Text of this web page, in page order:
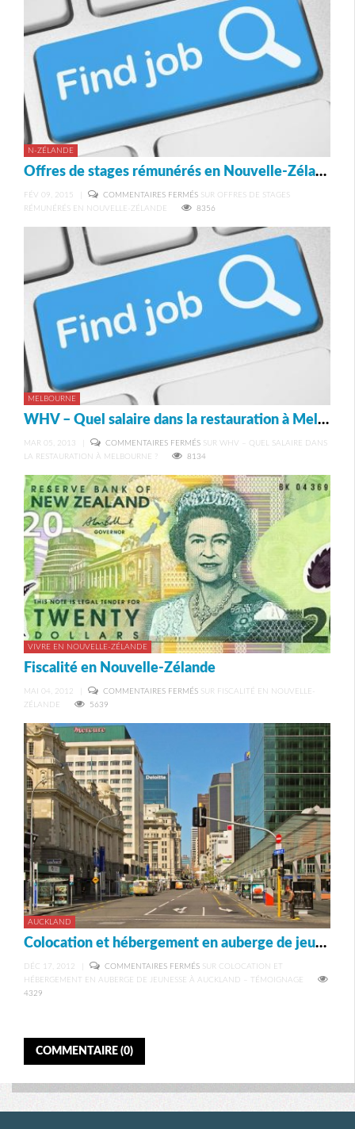
N-ZÉLANDE
Offres de stages rémunérés en Nouvelle-Zélande
FÉV 09, 2015 COMMENTAIRES FERMÉS SUR OFFRES DE STAGES
RÉMUNÉRÉS EN NOUVELLE-ZÉLANDE
8356
MELBOURNE
WHV – Quel salaire dans la restauration à Melbourne ?
MAR 05, 2013 COMMENTAIRES FERMÉS SUR WHV – QUEL SALAIRE DANS
LA RESTAURATION À MELBOURNE ?
8134
VIVRE EN NOUVELLE-ZÉLANDE
Fiscalité en Nouvelle-Zélande
MAI 04, 2012 COMMENTAIRES FERMÉS SUR FISCALITÉ EN NOUVELLE-
ZÉLANDE
5639
AUCKLAND
Colocation et hébergement en auberge de jeunesse à Auckland – Témoignage
DÉC 17, 2012 COMMENTAIRES FERMÉS SUR COLOCATION ET
HÉBERGEMENT EN AUBERGE DE JEUNESSE À AUCKLAND – TÉMOIGNAGE
4329
COMMENTAIRE (0)